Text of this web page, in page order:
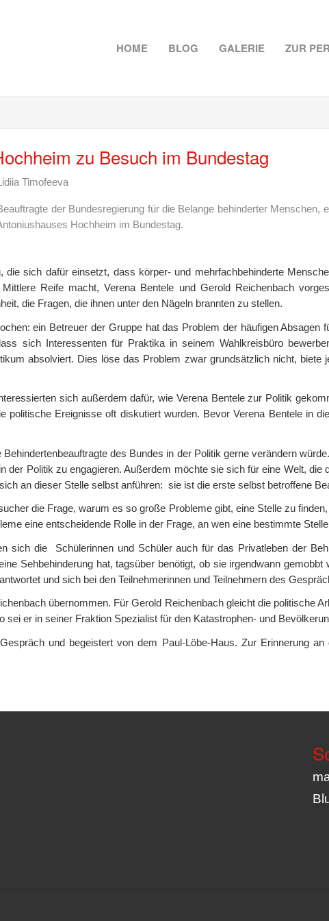
HOME BLOG GALERIE ZUR
zu Besuch im Bundestag
Timofeeva
der Bundesregierung für die Belange behinderter
Hochheim im Bundestag.
die sich dafür einsetzt, dass körper- und mehrfachbehinderte
Reife macht, Verena Bentele und Gerold Reichenbach
die Fragen, die ihnen unter den Nägeln brannten zu stellen.
ein Betreuer der Gruppe hat das Problem der häufigen Absagen
sich Interessenten für Praktika in seinem Wahlkreisbüro
absolviert. Dies löse das Problem zwar grundsätzlich nicht, biete
sich außerdem dafür, wie Verena Bentele zur Politik
politische Ereignisse oft diskutiert wurden. Bevor Verena Bentele in
des Bundes in der Politik gerne verändern
der Politik zu engagieren. Außerdem möchte sie sich für eine Welt,
an dieser Stelle selbst anführen: sie ist die erste selbst betroffene
die Frage, warum es so große Probleme gibt, eine Stelle zu
eine entscheidende Rolle in der Frage, an wen eine bestimmte
sich die Schülerinnen und Schüler auch für das Privatleben der
Sehbehinderung hat, tagsüber benötigt, ob sie irgendwann
und sich bei den Teilnehmerinnen und Teilnehmern des
übernommen. Für Gerold Reichenbach gleicht die politische
sei er in seiner Fraktion Spezialist für den Katastrophen- und
und begeistert von dem Paul-Löbe-Haus. Zur Erinnerung